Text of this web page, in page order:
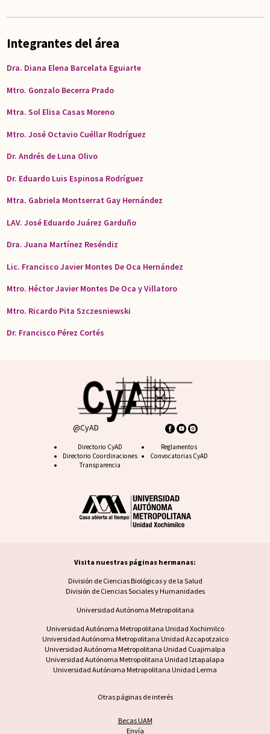
Integrantes del área
Dra. Diana Elena Barcelata Eguiarte
Mtro. Gonzalo Becerra Prado
Mtra. Sol Elisa Casas Moreno
Mtro. José Octavio Cuéllar Rodríguez
Dr. Andrés de Luna Olivo
Dr. Eduardo Luis Espinosa Rodríguez
Mtra. Gabriela Montserrat Gay Hernández
LAV. José Eduardo Juárez Garduño
Dra. Juana Martínez Reséndiz
Lic. Francisco Javier Montes De Oca Hernández
Mtro. Héctor Javier Montes De Oca y Villatoro
Mtro. Ricardo Pita Szczesniewski
Dr. Francisco Pérez Cortés
@CyAD
Footer CyAD
Directorio CyAD
Directorio Coordinaciones
Transparencia
Footer FAQ
Reglamentos
Convocatorias CyAD
Visita nuestras páginas hermanas:
Visita nuestras páginas hermanas
División de Ciencias Biológicas y de la Salud
División de Ciencias Sociales y Humanidades
Universidad Autónoma Metropolitana
Footer UAM unidad
Universidad Autónoma Metropolitana Unidad Xochimilco
Universidad Autónoma Metropolitana Unidad Azcapotzalco
Universidad Autónoma Metropolitana Unidad Cuajimalpa
Universidad Autónoma Metropolitana Unidad Iztapalapa
Universidad Autónoma Metropolitana Unidad Lerma
Otras páginas de interés
Becas UAM
Envía